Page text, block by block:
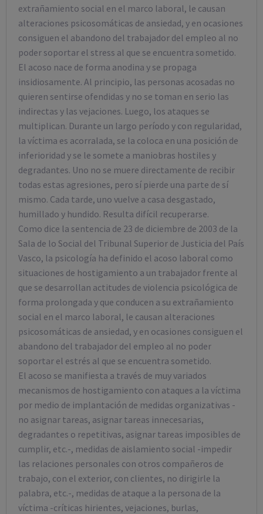
extrañamiento social en el marco laboral, le causan
alteraciones psicosomáticas de ansiedad, y en ocasiones
consiguen el abandono del trabajador del empleo al no
poder soportar el stress al que se encuentra sometido.
El acoso nace de forma anodina y se propaga
insidiosamente. Al principio, las personas acosadas no
quieren sentirse ofendidas y no se toman en serio las
indirectas y las vejaciones. Luego, los ataques se
multiplican. Durante un largo período y con regularidad,
la víctima es acorralada, se la coloca en una posición de
inferioridad y se le somete a maniobras hostiles y
degradantes. Uno no se muere directamente de recibir
todas estas agresiones, pero sí pierde una parte de sí
mismo. Cada tarde, uno vuelve a casa desgastado,
humillado y hundido. Resulta difícil recuperarse.
Como dice la sentencia de 23 de diciembre de 2003 de la
Sala de lo Social del Tribunal Superior de Justicia del País
Vasco, la psicología ha definido el acoso laboral como
situaciones de hostigamiento a un trabajador frente al
que se desarrollan actitudes de violencia psicológica de
forma prolongada y que conducen a su extrañamiento
social en el marco laboral, le causan alteraciones
psicosomáticas de ansiedad, y en ocasiones consiguen el
abandono del trabajador del empleo al no poder
soportar el estrés al que se encuentra sometido.
El acoso se manifiesta a través de muy variados
mecanismos de hostigamiento con ataques a la víctima
por medio de implantación de medidas organizativas -
no asignar tareas, asignar tareas innecesarias,
degradantes o repetitivas, asignar tareas imposibles de
cumplir, etc.-, medidas de aislamiento social -impedir
las relaciones personales con otros compañeros de
trabajo, con el exterior, con clientes, no dirigirle la
palabra, etc.-, medidas de ataque a la persona de la
víctima -críticas hirientes, vejaciones, burlas,